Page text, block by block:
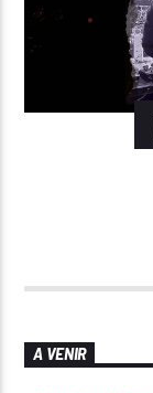
A VENIR